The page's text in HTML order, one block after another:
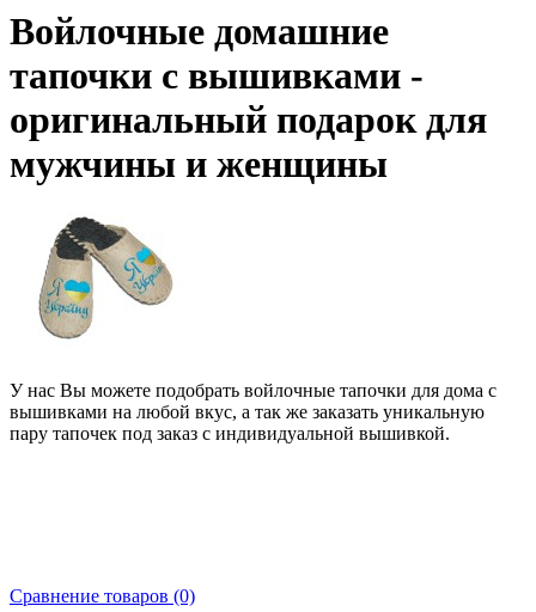
Войлочные домашние
тапочки с вышивками -
оригинальный подарок для
мужчины и женщины
У нас Вы можете подобрать войлочные тапочки для дома с
вышивками на любой вкус, а так же заказать уникальную
пару тапочек под заказ с индивидуальной вышивкой.
Сравнение товаров (0)